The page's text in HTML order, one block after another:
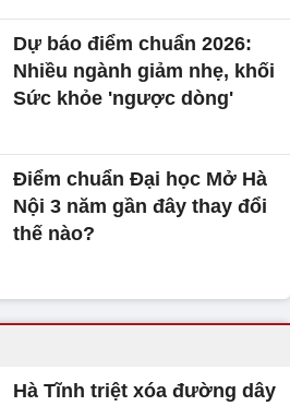
Dự báo điểm chuẩn 2026:
Nhiều ngành giảm nhẹ, khối
Sức khỏe 'ngược dòng'
Điểm chuẩn Đại học Mở Hà
Nội 3 năm gần đây thay đổi
thế nào?
Hà Tĩnh triệt xóa đường dây